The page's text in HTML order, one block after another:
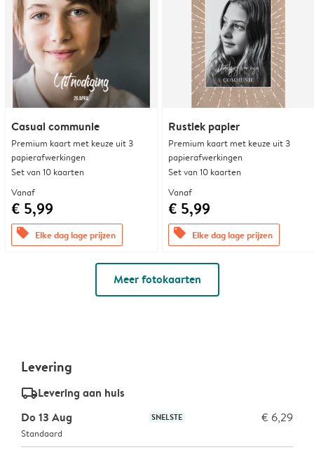
Casual communie
Premium kaart met keuze uit 3
papierafwerkingen
Set van 10 kaarten
Vanaf
€ 5,99
offers Elke dag lage prijzen
Rustiek papier
Premium kaart met keuze uit 3
papierafwerkingen
Set van 10 kaarten
Vanaf
€ 5,99
offers Elke dag lage prijzen
Meer fotokaarten
Levering
delivery_standard_v2Levering aan huis
Do 13 Aug
SNELSTE € 6,29
Standaard